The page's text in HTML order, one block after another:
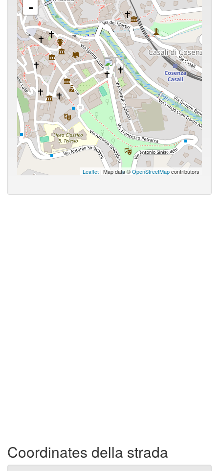
-
Leaflet | Map data ©OpenStreetMapcontributors
Coordinates della strada